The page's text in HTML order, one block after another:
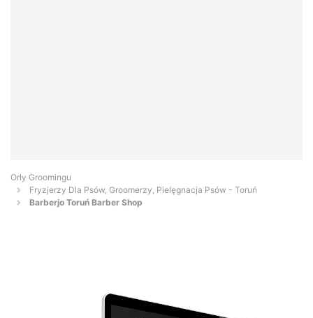
Orły Groomingu
Fryzjerzy Dla Psów, Groomerzy, Pielęgnacja Psów - Toruń
Barberjo Toruń Barber Shop